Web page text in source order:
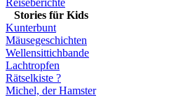
Reiseberichte
Stories für Kids
Kunterbunt
Mäusegeschichten
Wellensittichbande
Lachtropfen
Rätselkiste ?
Michel, der Hamster